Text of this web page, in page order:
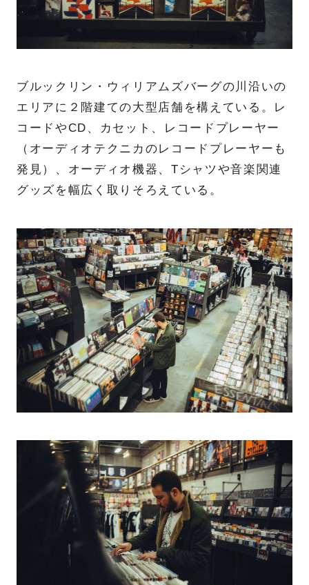
ブルックリン・ウィリアムズバーグの川沿いの
エリアに２階建ての大型店舗を構えている。レ
コードやCD、カセット、レコードプレーヤー
（オーディオテクニカのレコードプレーヤーも
発見）、オーディオ機器、Tシャツや音楽関連
グッズを幅広く取りそろえている。